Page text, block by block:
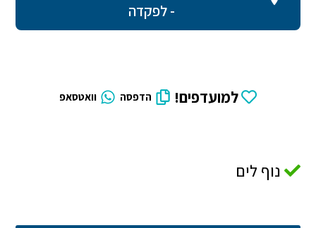
- לפקדה
למועדפים! הדפסה וואטסאפ
נוף לים